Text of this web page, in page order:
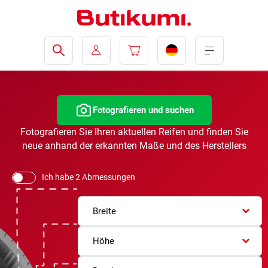
Fotografieren und suchen
Fotografieren Sie Ihren aktuellen Reifen und finden Sie
neue anhand der erkannten Maße und des Herstellers
Ich habe 2 Abmessungen
Breite
Höhe